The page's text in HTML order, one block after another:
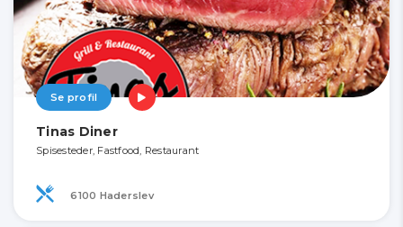
Se profil
Tinas Diner
Spisesteder, Fastfood, Restaurant
6100 Haderslev